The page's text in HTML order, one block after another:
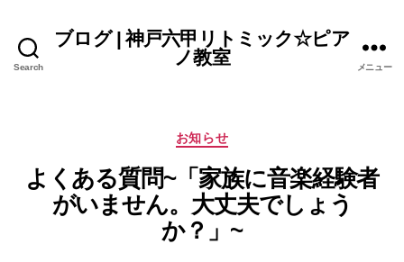
Search
ブログ | 神戸六甲リトミック☆ピア
ノ教室
メニュー
カ
ゴ
リ
ー
お知らせ
よくある質問~「家族に音楽経験者
がいません。大丈夫でしょう
か？」~